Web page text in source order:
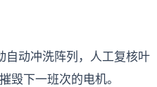
自动冲洗阵列，人工复核叶
毁下一班次的电机。